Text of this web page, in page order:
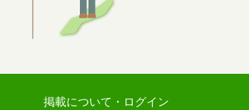
掲載について・ログイン